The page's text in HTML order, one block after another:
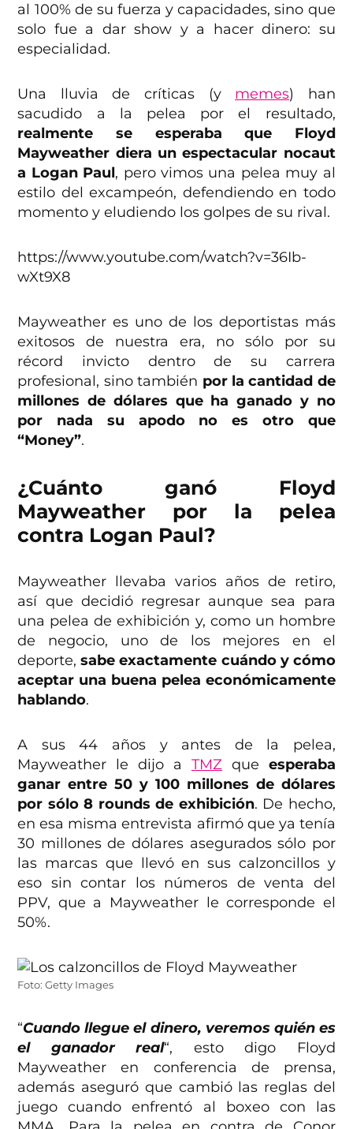
al 100% de su fuerza y capacidades, sino que
solo fue a dar show y a hacer dinero: su
especialidad.
Una lluvia de críticas (y memes) han
sacudido a la pelea por el resultado,
realmente se esperaba que Floyd
Mayweather diera un espectacular nocaut
a Logan Paul, pero vimos una pelea muy al
estilo del excampeón, defendiendo en todo
momento y eludiendo los golpes de su rival.
https://www.youtube.com/watch?v=36Ib-
wXt9X8
Mayweather es uno de los deportistas más
exitosos de nuestra era, no sólo por su
récord invicto dentro de su carrera
profesional, sino también por la cantidad de
millones de dólares que ha ganado y no
por nada su apodo no es otro que
“Money”.
¿Cuánto ganó Floyd
Mayweather por la pelea
contra Logan Paul?
Mayweather llevaba varios años de retiro,
así que decidió regresar aunque sea para
una pelea de exhibición y, como un hombre
de negocio, uno de los mejores en el
deporte,sabe exactamente cuándo y cómo
aceptar una buena pelea económicamente
hablando.
A sus 44 años y antes de la pelea,
Mayweather le dijo a TMZque esperaba
ganar entre 50 y 100 millones de dólares
por sólo 8 rounds de exhibición. De hecho,
en esa misma entrevista afirmó que ya tenía
30 millones de dólares asegurados sólo por
las marcas que llevó en sus calzoncillos y
eso sin contar los números de venta del
PPV, que a Mayweather le corresponde el
50%.
Foto: Getty Images
“Cuando llegue el dinero, veremos quién es
el ganador real“, esto digo Floyd
Mayweather en conferencia de prensa,
además aseguró que cambió las reglas del
juego cuando enfrentó al boxeo con las